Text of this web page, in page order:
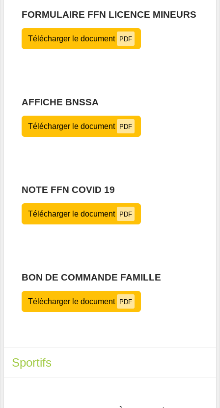
FORMULAIRE FFN LICENCE MINEURS
Télécharger le document PDF
AFFICHE BNSSA
Télécharger le document PDF
NOTE FFN COVID 19
Télécharger le document PDF
BON DE COMMANDE FAMILLE
Télécharger le document PDF
Sportifs